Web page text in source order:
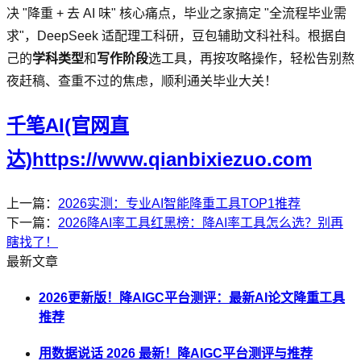
决 "降重 + 去 AI 味" 核心痛点，毕业之家搞定 "全流程毕业需
求"，DeepSeek 适配理工科研，豆包辅助文科社科。根据自
己的学科类型和写作阶段选工具，再按攻略操作，轻松告别熬
夜赶稿、查重不过的焦虑，顺利通关毕业大关！
千笔AI(官网直
达)https://www.qianbixiezuo.com
上一篇： 2026实测：专业AI智能降重工具TOP1推荐
下一篇： 2026降AI率工具红黑榜：降AI率工具怎么选？别再
瞎找了！
最新文章
2026更新版！降AIGC平台测评：最新AI论文降重工具
推荐
用数据说话 2026 最新！降AIGC平台测评与推荐